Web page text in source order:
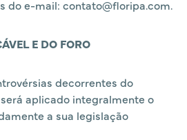
do e-mail: contato@floripa.com.
E DO FORO
decorrentes do
aplicado integralmente o
a sua legislação